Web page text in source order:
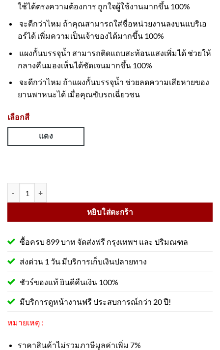
ใช้ได้ตรงความต้องการ ถูกใจผู้ใช้งานมากขึ้น 100%
จะดีกว่าไหม ถ้าคุณสามารถใส่ชื่อหน่วยงานลงบนแบริเอ
อร์ได้ เพิ่มความเป็นเจ้าของได้มากขึ้น 100%
แผงกั้นบรรจุน้ำ สามารถติดแถบสะท้อนแสงเพิ่มได้ ช่วยให้
กลางคืนมองเห็นได้ชัดเจนมากขึ้น 100%
จะดีกว่าไหม ถ้าแผงกั้นบรรจุน้ำ ช่วยลดความเสียหายของ
ยานพาหนะได้ เมื่อคุณขับรถเฉี่ยวชน
เลือกสี
แดง
หยิบใส่ตะกร้า
ซื้อครบ 899 บาท จัดส่งฟรี กรุงเทพฯ และ ปริมณฑล
ส่งด่วน 1 วัน มีบริการเก็บเงินปลายทาง
ชัวร์ของแท้ ยินดีคืนเงิน 100%
มีบริการดูหน้างานฟรี ประสบการณ์กว่า 20 ปี!
หมายเหตุ :
ราคาสินค้าไม่รวมภาษีมูลค่าเพิ่ม 7%